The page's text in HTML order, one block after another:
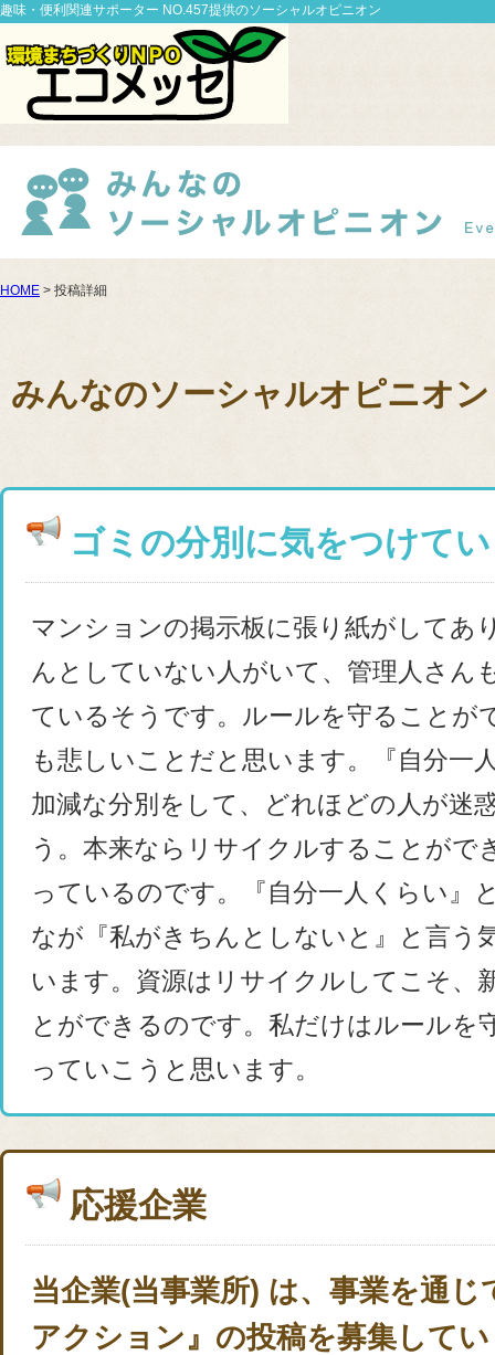
趣味・便利関連サポーター NO.457提供のソーシャルオピニオン
HOME > 投稿詳細
みんなのソーシャルオピニオン
ゴミの分別に気をつけて
マンションの掲示板に張り紙がしてあ
んとしていない人がいて、管理人さん
ているそうです。ルールを守ることが
も悲しいことだと思います。『自分一
加減な分別をして、どれほどの人が迷
う。本来ならリサイクルすることがで
っているのです。『自分一人くらい』
なが『私がきちんとしないと』と言う
います。資源はリサイクルしてこそ、
とができるのです。私だけはルールを
っていこうと思います。
応援企業
当企業(当事業所) は、事業を通
アクション』の投稿を募集して